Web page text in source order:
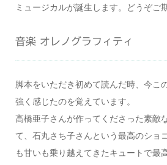
ミュージカルが誕生します。どうぞご
音楽 オレノグラフィティ
脚本をいただき初めて読んだ時、今こ
強く感じたのを覚えています。
高橋亜子さんが作ってくださった素敵
て、石丸さち子さんという最高のショ
も甘いも乗り越えてきたキュートで最